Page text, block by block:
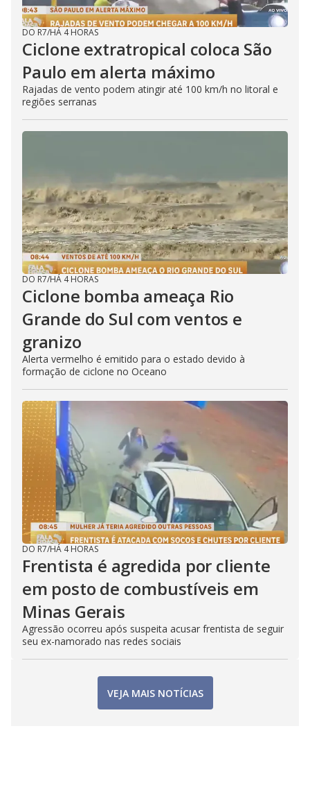
DO R7/HÁ 4 HORAS
Ciclone extratropical coloca São
Paulo em alerta máximo
Rajadas de vento podem atingir até 100 km/h no litoral e
regiões serranas
DO R7/HÁ 4 HORAS
Ciclone bomba ameaça Rio
Grande do Sul com ventos e
granizo
Alerta vermelho é emitido para o estado devido à
formação de ciclone no Oceano
DO R7/HÁ 4 HORAS
Frentista é agredida por cliente
em posto de combustíveis em
Minas Gerais
Agressão ocorreu após suspeita acusar frentista de seguir
seu ex-namorado nas redes sociais
VEJA MAIS NOTÍCIAS